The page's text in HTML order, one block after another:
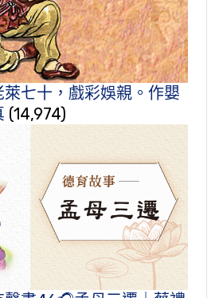
萊七十，戲彩娛親。作嬰
(14,974)